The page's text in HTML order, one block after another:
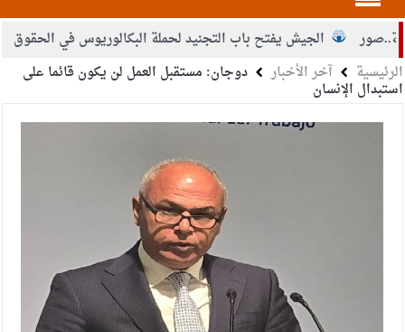
الجيش يفتح باب التجنيد لحملة البكالوريوس في الحقوق
الرئيسية آخر الأخبار دوجان: مستقبل العمل لن يكون قائما على
استبدال الإنسان